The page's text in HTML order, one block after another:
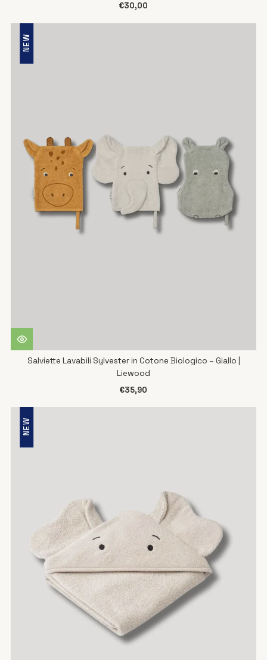
€30,00
NEW
Salviette Lavabili Sylvester in Cotone Biologico – Giallo |
Liewood
€35,90
NEW